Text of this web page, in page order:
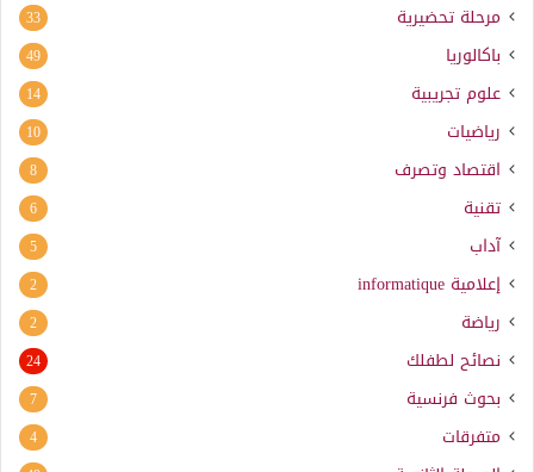
مرحلة تحضيرية 33
باكالوريا 49
علوم تجريبية 14
رياضيات 10
اقتصاد وتصرف 8
تقنية 6
آداب 5
إعلامية informatique
2
رياضة 2
نصائح لطفلك 24
بحوث فرنسية 7
متفرقات 4